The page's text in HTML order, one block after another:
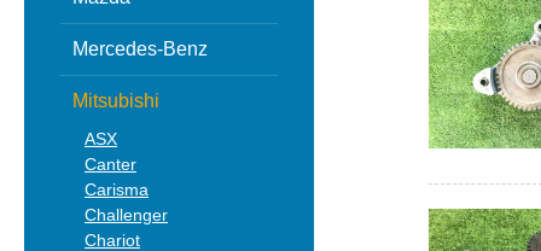
Mercedes-Benz
Mitsubishi
ASX
Canter
Carisma
Challenger
Chariot